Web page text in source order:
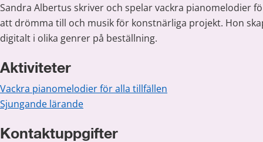
Sandra Albertus skriver och spelar vackra pianomelodier
att drömma till och musik för konstnärliga projekt. Hon
digitalt i olika genrer på beställning.
Aktiviteter
Vackra pianomelodier för alla tillfällen
Sjungande lärande
Kontaktuppgifter